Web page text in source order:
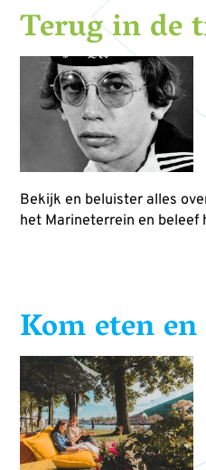
Terug in de
Bekijk en beluister alles
het Marineterrein en beleef
Kom eten